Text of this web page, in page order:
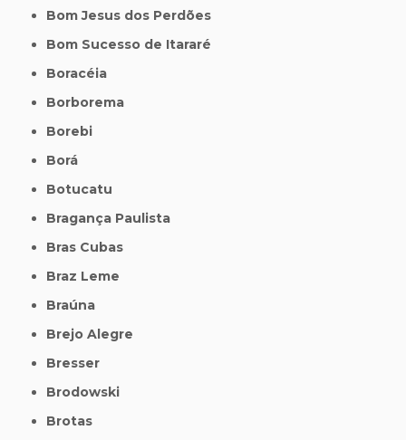
Bom Jesus dos Perdões
Bom Sucesso de Itararé
Boracéia
Borborema
Borebi
Borá
Botucatu
Bragança Paulista
Bras Cubas
Braz Leme
Braúna
Brejo Alegre
Bresser
Brodowski
Brotas